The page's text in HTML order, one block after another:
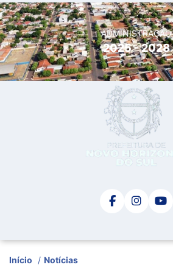
ADMINISTRAÇÃO
2025 - 2028
Início / Notícias